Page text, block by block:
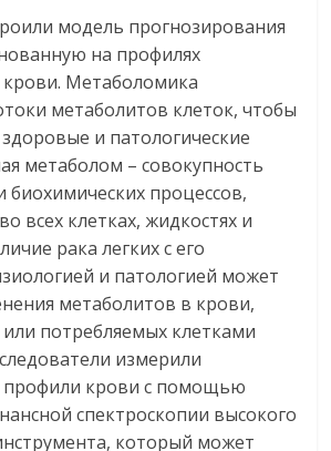
модель прогнозирования
на профилях
Метаболомика
метаболитов клеток, чтобы
и патологические
метаболом – совокупность
биохимических процессов,
всех клетках, жидкостях и
рака легких с его
и патологией может
метаболитов в крови,
потребляемых клетками
измерили
крови с помощью
спектроскопии высокого
который может